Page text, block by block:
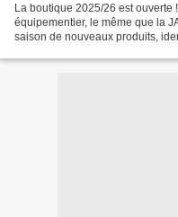
La boutique 2025/26 est ouverte
équipementier, le même que la
saison de nouveaux produits,